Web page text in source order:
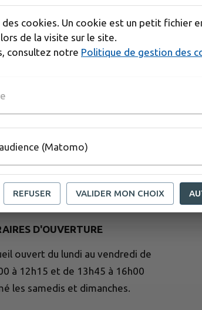
vous au parking du village équestre
limitées
préalable obligatoire
D'OUVERTURE
ouvert du lundi au vendredi de
à 12h15 et de 13h45 à 16h00
les samedis et dimanches.
cookies. Un cookie est un petit fichier
de la visite sur le site.
consultez notre Politique de gestion des
(Matomo)
REFUSER VALIDER MON CHOIX